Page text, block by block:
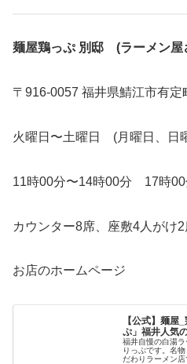
麺屋鶏っぷ 別邸 (ラーメン屋
〒916-0057 福井県鯖江市有定
火曜日〜土曜日 (月曜日、日
11時00分〜14時00分 17時00
カウンター8席、座敷4人がけ
お店のホームページ
【公式】麺屋
ぷ」福井人気
福井自慢の白湯
りっぷです。名
だわりラーメン店